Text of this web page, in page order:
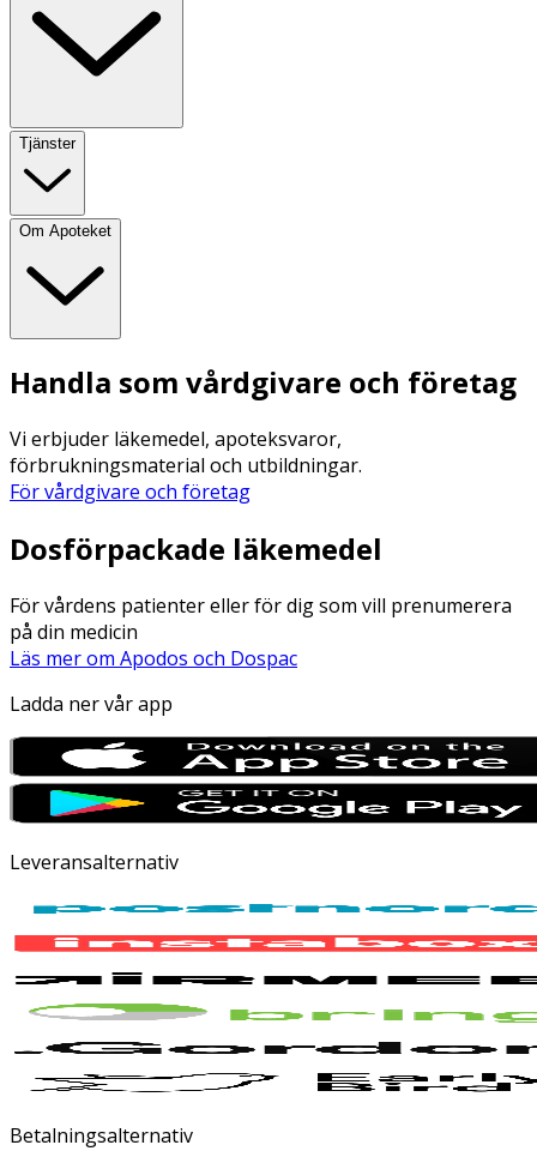
Tjänster
Om Apoteket
Handla som vårdgivare och företag
Vi erbjuder läkemedel, apoteksvaror,
förbrukningsmaterial och utbildningar.
För vårdgivare och företag
Dosförpackade läkemedel
För vårdens patienter eller för dig som vill prenumerera
på din medicin
Läs mer om Apodos och Dospac
Ladda ner vår app
Leveransalternativ
Betalningsalternativ